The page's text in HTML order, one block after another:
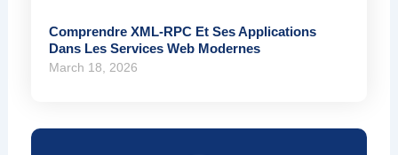
Comprendre XML-RPC Et Ses Applications
Dans Les Services Web Modernes
March 18, 2026